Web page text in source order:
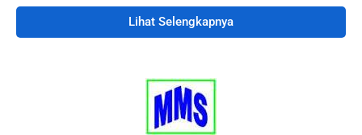
Lihat Selengkapnya